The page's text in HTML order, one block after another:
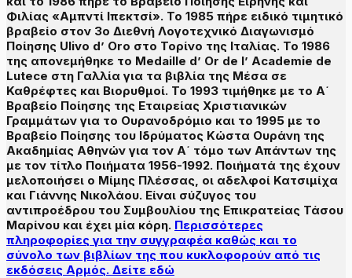
Φιλίας «Αμπντί Ιπεκτσί». Το 1985 πήρε ειδικό τιμητικό
βραβείο στον 3ο Διεθνή Λογοτεχνικό Διαγωνισμό
Ποίησης Ulivo d’ Oro στο Τορίνο της Ιταλίας. Το 1986
της απονεμήθηκε το Medaille d’ Or de l’ Academie de
Lutece στη Γαλλία για τα βιβλία της Μέσα σε
Καθρέφτες και Βιορυθμοί. Το 1993 τιμήθηκε με το Α΄
Βραβείο Ποίησης της Εταιρείας Χριστιανικών
Γραμμάτων για το Ουρανοδρόμιο και το 1995 με το
Βραβείο Ποίησης του Ιδρύματος Κώστα Ουράνη της
Ακαδημίας Αθηνών για τον Α΄ τόμο των Απάντων της
με τον τίτλο Ποιήματα 1956-1992. Ποιήματά της έχουν
μελοποιήσει ο Μίμης Πλέσσας, οι αδελφοί Κατσιμίχα
και Γιάννης Νικολάου. Είναι σύζυγος του
αντιπροέδρου του Συμβουλίου της Επικρατείας Τάσου
Μαρίνου και έχει μία κόρη. Περισσότερες
πληροφορίες για την συγγραφέα καθώς και το
σύνολο των βιβλίων της που κυκλοφορούν από τις
εκδόσεις Αρμός. Δείτε εδώ